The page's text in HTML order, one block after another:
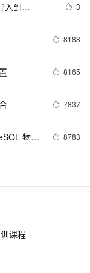
入到
3
8188
8165
7837
物联
8783
支持
并和切
课程